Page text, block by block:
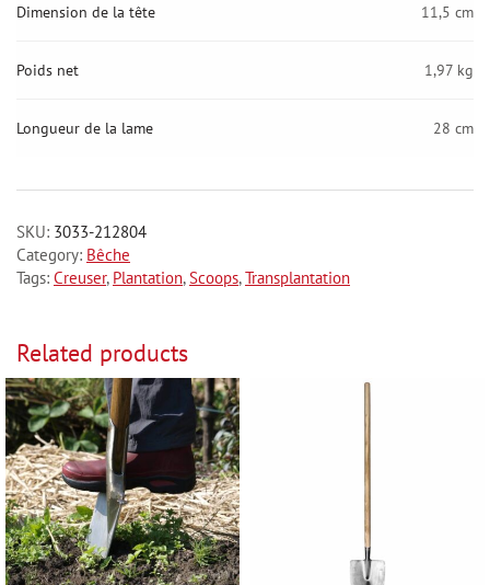
Dimension de la tête 11,5 cm
Poids net 1,97 kg
Longueur de la lame 28 cm
SKU: 3033-212804
Category: Bêche
Tags: Creuser, Plantation,Scoops,Transplantation
Related products